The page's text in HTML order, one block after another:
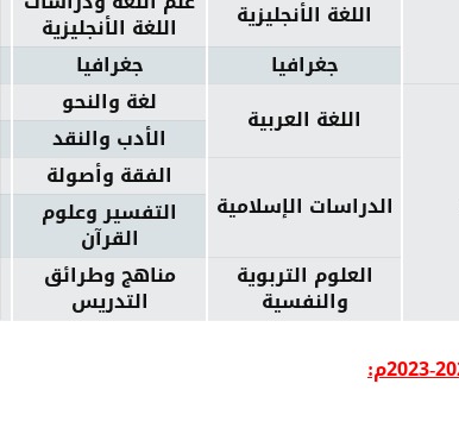
اللغة الأنجليزية
اللغة الأنجليزية
جغرافيا
جغرافيا
اللغة العربية
لغة والنحو
الأدب والنقد
الدراسات الإسلامية
الفقة وأصولة
التفسير وعلوم
القرآن
العلوم التربوية
والنفسية
مناهج وطرائق
التدريس